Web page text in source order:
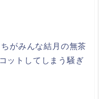
がみんな結月の無茶
ットしてしまう騒ぎ